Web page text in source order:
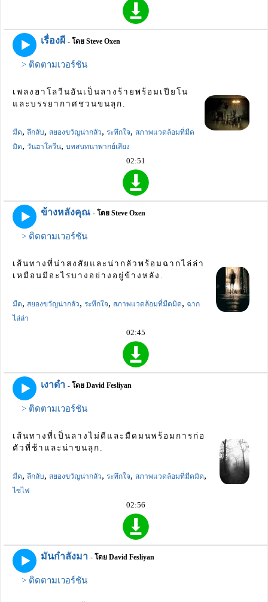
เรื่องผี - โดย Steve Oxen
> ติดตามเวอร์ชัน
เพลงฮาโลวีนอันเป็นลางร้ายพร้อมเปียโน
และบรรยากาศชวนขนลุก.
มืด, ลึกลับ, สยองขวัญน่ากลัว, ระทึกใจ, สภาพแวดล้อมที่มืด
มิด, วันฮาโลวีน, บทสนทนาพากย์เสียง
02:51
ข้างหลังคุณ - โดย Steve Oxen
> ติดตามเวอร์ชัน
เส้นทางที่น่าสงสัยและน่ากลัวพร้อมฉากไล่ล่า
เหมือนมีอะไรบางอย่างอยู่ข้างหลัง.
มืด, สยองขวัญน่ากลัว, ระทึกใจ, สภาพแวดล้อมที่มืดมิด, ฉาก
ไล่ล่า
02:45
เงาดำ - โดย David Fesliyan
> ติดตามเวอร์ชัน
เส้นทางที่เป็นลางไม่ดีและมืดมนพร้อมการก่อ
ตัวที่ช้าและน่าขนลุก.
มืด, ลึกลับ, สยองขวัญน่ากลัว, ระทึกใจ, สภาพแวดล้อมที่มืดมิด,
ไซไฟ
02:56
มันกำลังมา - โดย David Fesliyan
> ติดตามเวอร์ชัน